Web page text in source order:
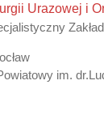
Urazowej i
im.